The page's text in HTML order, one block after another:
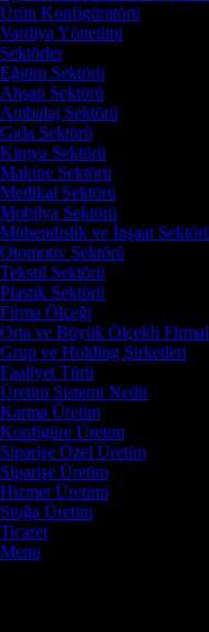
Ürün Konfigüratörü
Vardiya Yönetimi
Sektörler
Eğitim Sektörü
Ahşap Sektörü
Ambalaj Sektörü
Gıda Sektörü
Kimya Sektörü
Makine Sektörü
Medikal Sektörü
Mobilya Sektörü
Mühendislik ve İnşaat
Otomotiv Sektörü
Tekstil Sektörü
Plastik Sektörü
Firma Ölçeği
Orta ve Büyük Ölçekli
Grup ve Holding Şirketleri
Faaliyet Türü
Üretim Sistemi Nedir
Karma Üretim
Konfigüre Üretim
Siparişe Özel Üretim
Siparişe Üretim
Hizmet Üretimi
Stoğa Üretim
Ticaret
Menu